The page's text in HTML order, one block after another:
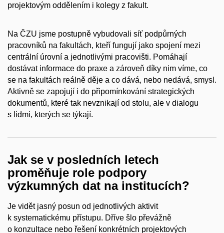
projektovým oddělením i kolegy z fakult.
Na ČZU jsme postupně vybudovali síť podpůrných
pracovníků na fakultách, kteří fungují jako spojení mezi
centrální úrovní a jednotlivými pracovišti. Pomáhají
dostávat informace do praxe a zároveň díky nim víme, co
se na fakultách reálně děje a co dává, nebo nedává, smysl.
Aktivně se zapojují i do připomínkování strategických
dokumentů, které tak nevznikají od stolu, ale v dialogu
s lidmi, kterých se týkají.
Jak se v posledních letech
proměňuje role podpory
výzkumných dat na institucích?
Je vidět jasný posun od jednotlivých aktivit
k systematickému přístupu. Dříve šlo převážně
o konzultace nebo řešení konkrétních projektových